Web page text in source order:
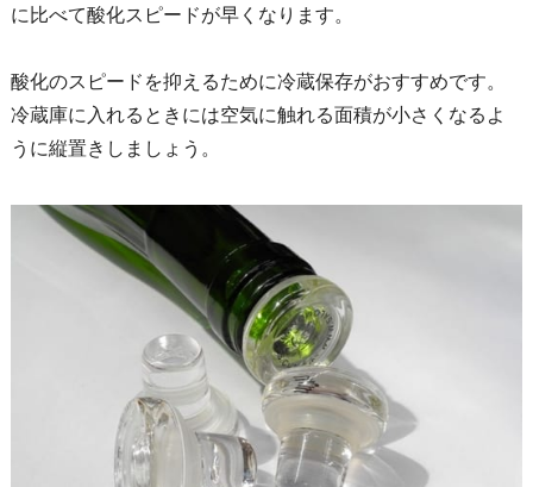
に比べて酸化スピードが早くなります。
酸化のスピードを抑えるために冷蔵保存がおすすめです。
冷蔵庫に入れるときには空気に触れる面積が小さくなるよ
うに縦置きしましょう。